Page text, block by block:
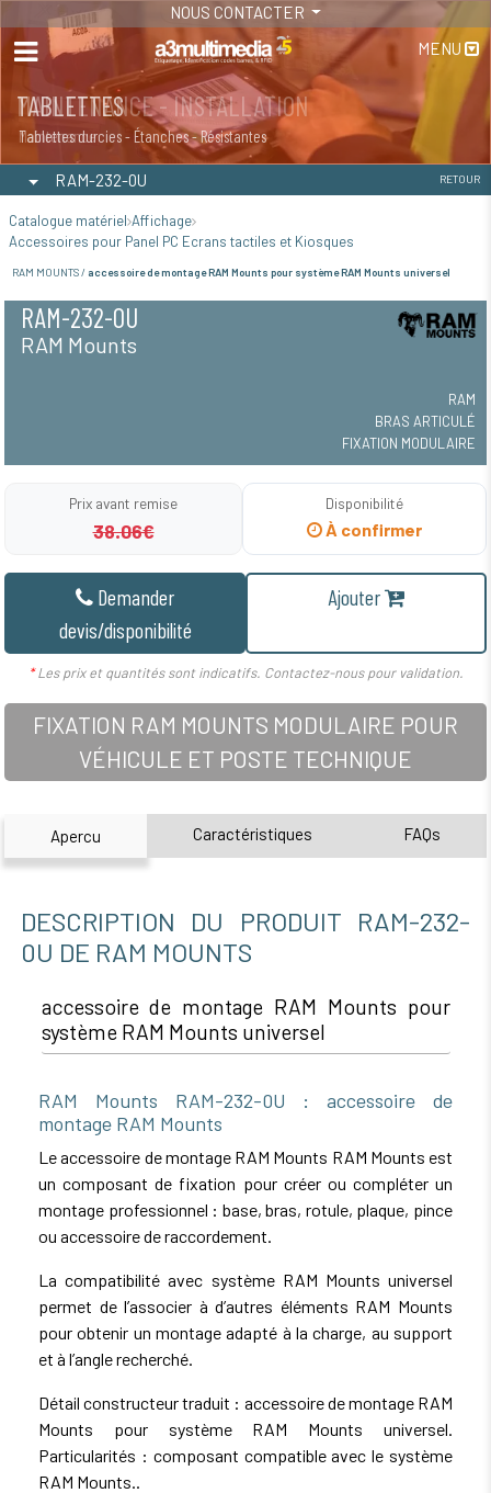
NOUS CONTACTER
MENU
MAINTENANCE - INSTALLATION
Maintenance
TABLETTES
Tablettes durcies - Étanches - Résistantes
RAM-232-0U RETOUR
Catalogue matériel Affichage
Accessoires pour Panel PC Ecrans tactiles et Kiosques
RAM MOUNTS / accessoire de montage RAM Mounts pour système RAM Mounts universel
RAM-232-0U
RAM Mounts
RAM
BRAS ARTICULÉ
FIXATION MODULAIRE
Prix avant remise
38.06€
Disponibilité
À confirmer
Demander
devis/disponibilité
Ajouter
*Les prix et quantités sont indicatifs. Contactez-nous pour validation.
FIXATION RAM MOUNTS MODULAIRE POUR
VÉHICULE ET POSTE TECHNIQUE
Apercu Caractéristiques FAQs
DESCRIPTION DU PRODUIT RAM-232-
0U DE RAM MOUNTS
accessoire de montage RAM Mounts pour
système RAM Mounts universel
RAM Mounts RAM-232-0U : accessoire de
montage RAM Mounts
Le accessoire de montage RAM Mounts RAM Mounts est
un composant de fixation pour créer ou compléter un
montage professionnel : base, bras, rotule, plaque, pince
ou accessoire de raccordement.
La compatibilité avec système RAM Mounts universel
permet de l’associer à d’autres éléments RAM Mounts
pour obtenir un montage adapté à la charge, au support
et à l’angle recherché.
Détail constructeur traduit : accessoire de montage RAM
Mounts pour système RAM Mounts universel.
Particularités : composant compatible avec le système
RAM Mounts..